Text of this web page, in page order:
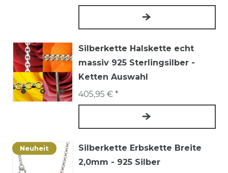
Silberkette Halskette echt
massiv 925 Sterlingsilber -
Ketten Auswahl
405,95 € *
Neuheit
Silberkette Erbskette Breite
2,0mm - 925 Silber